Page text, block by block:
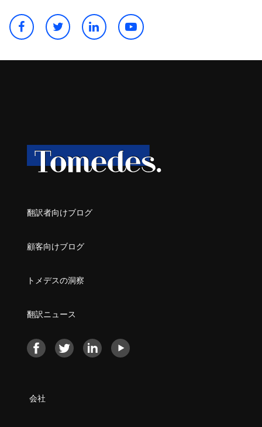
翻訳者向けブログ
顧客向けブログ
トメデスの洞察
翻訳ニュース
会社